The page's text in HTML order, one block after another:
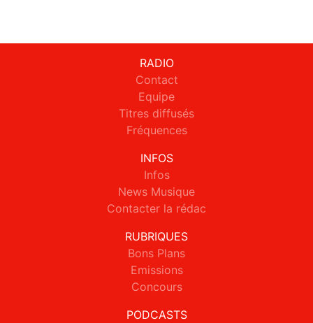
RADIO
Contact
Equipe
Titres diffusés
Fréquences
INFOS
Infos
News Musique
Contacter la rédac
RUBRIQUES
Bons Plans
Emissions
Concours
PODCASTS